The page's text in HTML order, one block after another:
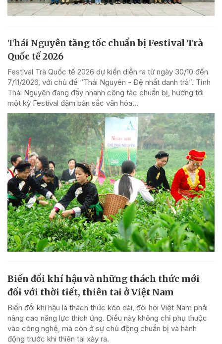
Thái Nguyên tăng tốc chuẩn bị Festival Trà
Quốc tế 2026
Festival Trà Quốc tế 2026 dự kiến diễn ra từ ngày 30/10 đến
7/11/2026, với chủ đề “Thái Nguyên - Đệ nhất danh trà”. Tỉnh
Thái Nguyên đang đẩy nhanh công tác chuẩn bị, hướng tới
một kỳ Festival đậm bản sắc văn hóa...
Biến đổi khí hậu và những thách thức mới
đối với thời tiết, thiên tai ở Việt Nam
Biến đổi khí hậu là thách thức kéo dài, đòi hỏi Việt Nam phải
nâng cao năng lực thích ứng. Điều này không chỉ phụ thuộc
vào công nghệ, mà còn ở sự chủ động chuẩn bị và hành
động trước khi thiên tai xảy ra.